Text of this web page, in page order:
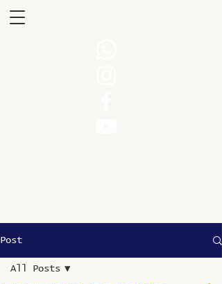
Post
All Posts